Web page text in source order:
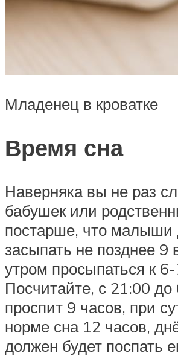
Младенец в кроватке
Время сна
Наверняка вы не раз
бабушек или
постарше, что малыши
засыпать не позднее 9
утром просыпаться к
Посчитайте, с 21:00 до
проспит 9 часов, при
норме сна 12 часов,
должен будет поспать